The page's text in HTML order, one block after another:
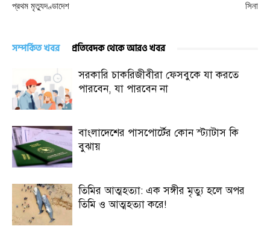
প্রথম মৃত্যুদণ্ডাদেশ
সিনা
সম্পর্কিত খবর প্রতিবেদক থেকে আরও খবর
সরকারি চাকরিজীবীরা ফেসবুকে যা করতে
পারবেন, যা পারবেন না
বাংলাদেশের পাসপোর্টের কোন স্ট্যাটাস কি
বুঝায়
তিমির আত্মহত্যা: এক সঙ্গীর মৃত্যু হলে অপর
তিমি ও আত্মহত্যা করে!